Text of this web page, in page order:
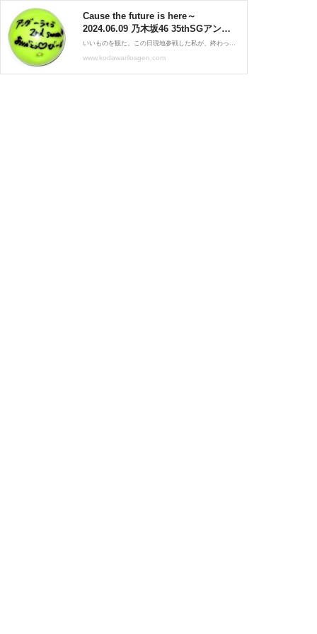
Cause the future is here～
2024.06.09 乃木坂46 35thSGアンダ
ーライブ 千秋楽①【乃木坂46ライブ
レポ】 : ロスジェネはえてしてこだ
いいものを観た。この日現地参戦した私が、終わった瞬間にしみじみ思ったことです。もはや卑怯セットリストはこちら。Overture01. ジャンピングジョーカーフラッシュ02. バンドエイド剥がすような別れ方03. 自惚れビーチ（センター：冨里奈央）04. 思い出が止まらなくなる05
www.kodawarilosgen.com